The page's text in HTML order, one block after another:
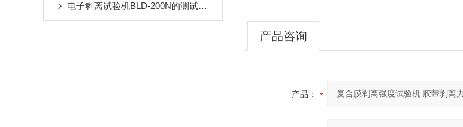
电子剥离试验机BLD-200N的测试应用与执行标准
产品咨询
产品：